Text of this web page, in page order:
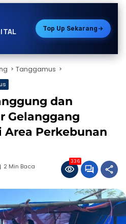
Top Up Sekarang
Tanggamus
dan
Gelanggang
Area Perkebunan
2 Min Baca
336